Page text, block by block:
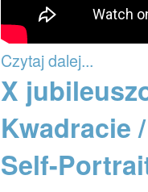
Czytaj dalej...
X
Kwadracie
Self-